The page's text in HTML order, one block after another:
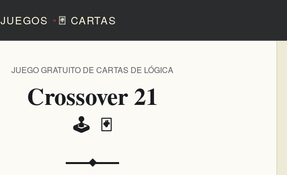
JUEGOS »🃏 CARTAS
Crossover 21
🕹️ 🃏
JUEGO GRATUITO DE CARTAS DE LÓGICA